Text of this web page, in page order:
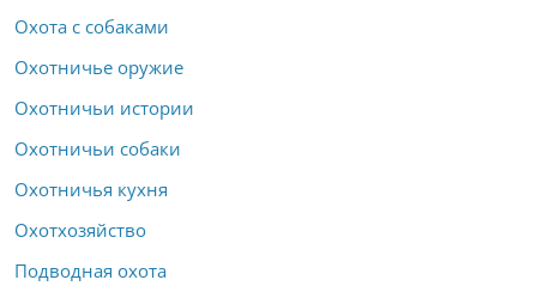
Охота с собаками
Охотничье оружие
Охотничьи истории
Охотничьи собаки
Охотничья кухня
Охотхозяйство
Подводная охота